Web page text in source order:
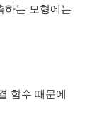
하는 모형에는
함수 때문에